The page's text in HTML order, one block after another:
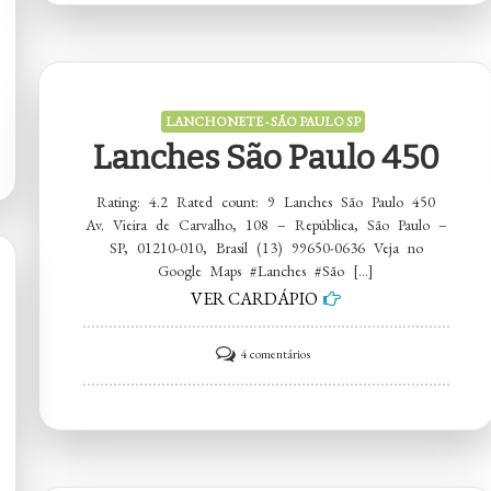
LANCHONETE - SÃO PAULO SP
Lanches São Paulo 450
Rating: 4.2 Rated count: 9 Lanches São Paulo 450
Av. Vieira de Carvalho, 108 – República, São Paulo –
SP, 01210-010, Brasil (13) 99650-0636 Veja no
Google Maps #Lanches #São […]
VER CARDÁPIO
4 comentáriosem
Lanches